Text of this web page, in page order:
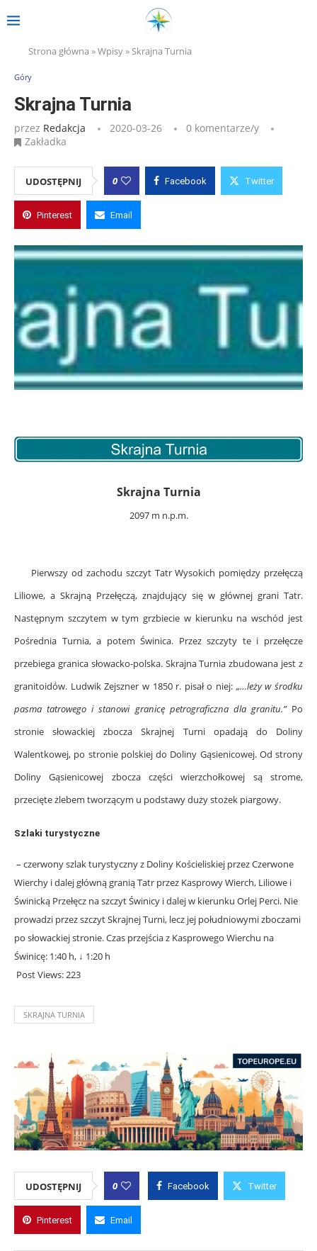
Strona główna »Wpisy»Skrajna Turnia
Góry
Skrajna Turnia
przez Redakcja 2020-03-26
0 komentarze/y
Zakładka
UDOSTĘPNIJ 0 Facebook Twitter
Pinterest Email
Skrajna Turnia
2097 m n.p.m.
Pierwszy od zachodu szczyt Tatr Wysokich pomiędzy przełęczą
Liliowe, a Skrajną Przełęczą, znajdujący się w głównej grani Tatr.
Następnym szczytem w tym grzbiecie w kierunku na wschód jest
Pośrednia Turnia, a potem Świnica. Przez szczyty te i przełęcze
przebiega granica słowacko-polska. Skrajna Turnia zbudowana jest z
granitoidów. Ludwik Zejszner w 1850 r. pisał o niej: „…leży w środku
pasma tatrowego i stanowi granicę petrograficzna dla granitu.”Po
stronie słowackiej zbocza Skrajnej Turni opadają do Doliny
Walentkowej, po stronie polskiej do Doliny Gąsienicowej. Od strony
Doliny Gąsienicowej zbocza części wierzchołkowej są strome,
przecięte żlebem tworzącym u podstawy duży stożek piargowy.
Szlaki turystyczne
– czerwony szlak turystyczny z Doliny Kościeliskiej przez Czerwone
Wierchy i dalej główną granią Tatr przez Kasprowy Wierch, Liliowe i
Świnicką Przełęcz na szczyt Świnicy i dalej w kierunku Orlej Perci. Nie
prowadzi przez szczyt Skrajnej Turni, lecz jej południowymi zboczami
po słowackiej stronie. Czas przejścia z Kasprowego Wierchu na
Świnicę: 1:40 h, ↓ 1:20 h
Post Views:223
SKRAJNA TURNIA
UDOSTĘPNIJ 0 Facebook Twitter
Pinterest Email